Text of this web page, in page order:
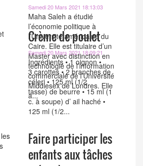
Samedi 20 Mars 2021 18:13:03
Maha Saleh a étudié
l’économie politique à
l’Université américaine du
Caire. Elle est titulaire d’un
Master avec distinction en
technologie de l’information
commerciale de l’Université
Middlesex de Londres. Elle
a...
Crème de poulet
Samedi 20 Mars 2021 18:09:21
Ingrédients • 1 oignon •
3 carottes • 2 branches de
céleri • 125 ml (1/2
tasse) de beurre • 15 ml (1
c. à soupe) d’ ail haché •
125 ml (1/2...
Faire participer les
enfants aux tâches